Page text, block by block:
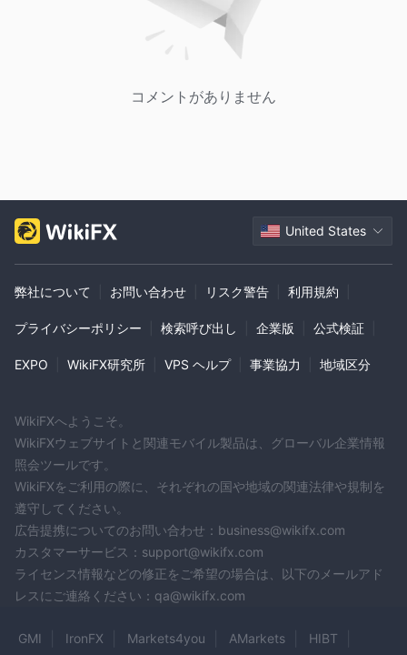
コメントがありません
United States
弊社について お問い合わせ リスク警告 利用規約
プライバシーポリシー 検索呼び出し 企業版 公式検証
EXPO WikiFX研究所 VPS ヘルプ 事業協力 地域区分
WikiFXへようこそ。
WikiFXウェブサイトと関連モバイル製品は、グローバル企業情報
照会ツールです。
WikiFXをご利用の際に、それぞれの国や地域の関連法律や規制を
遵守してください。
広告提携についてのお問い合わせ：business@wikifx.com
カスタマーサービス：support@wikifx.com
ライセンス情報などの修正をご希望の場合は、以下のメールアド
レスにご連絡ください：qa@wikifx.com
GMI IronFX Markets4you AMarkets HIBT